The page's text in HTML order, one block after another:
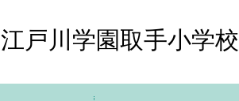
江戸川学園取手小学校